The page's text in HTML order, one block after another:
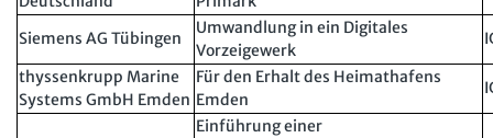
Siemens AG Tübingen
Umwandlung in ein Digitales
Vorzeigewerk
thyssenkrupp Marine
Systems GmbH Emden
Für den Erhalt des Heimathafens
Emden
Einführung einer